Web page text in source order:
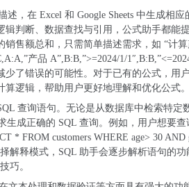
述，在 Excel 和 Google Sheets 中生成相
判断、数据查找与引用，公式助手都能
售额总和，只需简单描述需求，如 “计
产品 A”,B:B,”>=2024/1/
了错误的可能性。对于已有的公式，用
逻辑，帮助用户更好地理解和优化公式。
查询语句。无论是从数据库中检索特
成正确的 SQL 查询。例如，用户想要
* FROM customers WHERE age> 30 AND
解释模式，SQL 助手会逐步解析语句的
巧。